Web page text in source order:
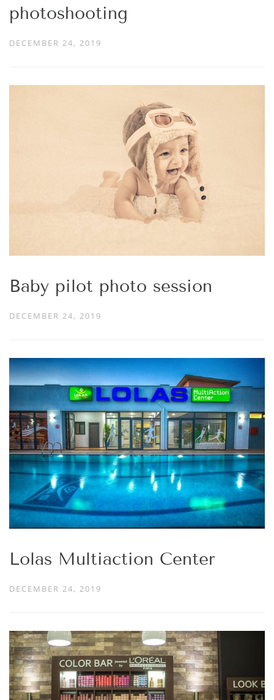
photoshooting
DECEMBER 24, 2019
Baby pilot photo session
DECEMBER 24, 2019
Lolas Multiaction Center
DECEMBER 24, 2019